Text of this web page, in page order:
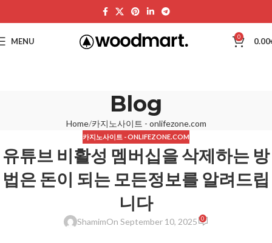
MENU 0 0.00
Blog
Home 카지노사이트 - onlifezone.com
카지노사이트 - ONLIFEZONE.COM
유튜브 비활성 멤버십을 삭제하는 방
법은 돈이 되는 모든정보를 알려드립
니다
ShamimOn September 10, 2025 0